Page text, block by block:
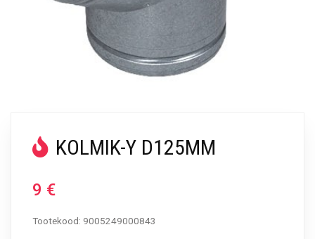
KOLMIK-Y D125MM
9 €
Tootekood: 9005249000843